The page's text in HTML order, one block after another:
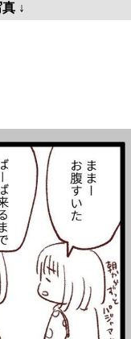
↓